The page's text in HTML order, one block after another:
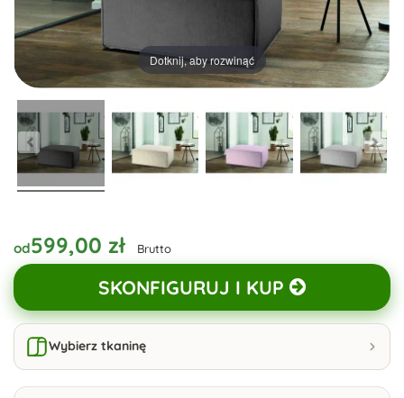
Dotknij, aby rozwinąć
od599,00 zł Brutto
SKONFIGURUJ I KUP
Wybierz tkaninę